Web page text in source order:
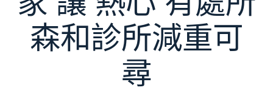
森和診所減重可
尋